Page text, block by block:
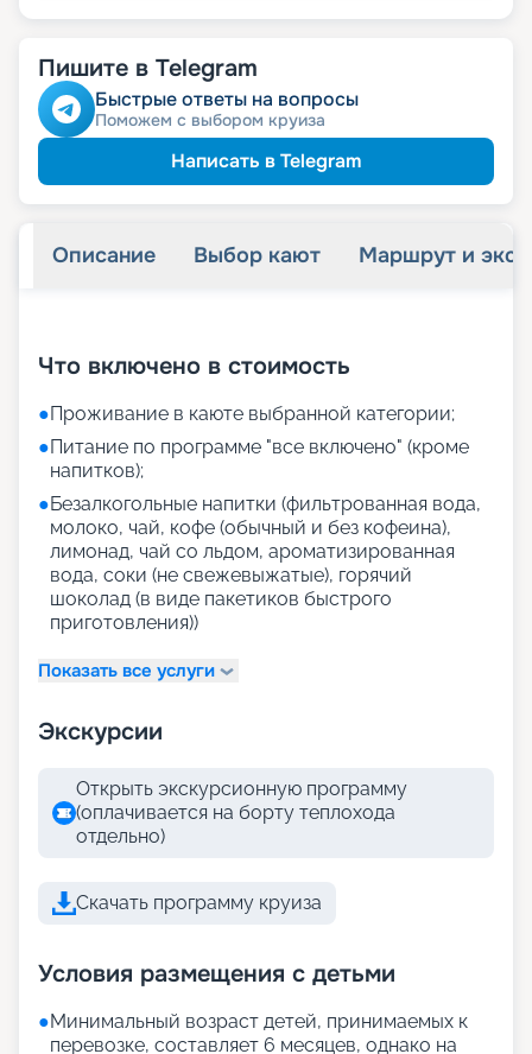
Пишите в Telegram
Быстрые ответы на вопросы
Поможем с выбором круиза
Написать в Telegram
Описание Выбор кают Маршрут и
Что включено в стоимость
●Проживание в каюте выбранной категории;
●Питание по программе "все включено" (кроме
напитков);
●Безалкогольные напитки (фильтрованная вода,
молоко, чай, кофе (обычный и без кофеина),
лимонад, чай со льдом, ароматизированная
вода, соки (не свежевыжатые), горячий
шоколад (в виде пакетиков быстрого
приготовления))
Показать все услуги
Экскурсии
Открыть экскурсионную программу
(оплачивается на борту теплохода
отдельно)
Скачать программу круиза
Условия размещения с детьми
●Минимальный возраст детей, принимаемых к
перевозке, составляет 6 месяцев, однако на